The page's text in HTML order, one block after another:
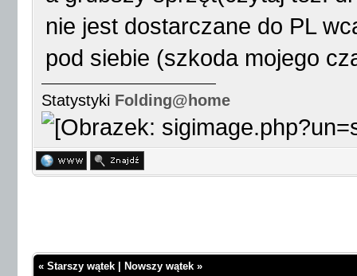
nie jest dostarczane do PL
pod siebie (szkoda mojego
Statystyki Folding@home
« Starszy wątek Nowszy wątek »